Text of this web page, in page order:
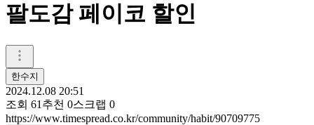
팔도감 페이코 할인
한수지
2024.12.08 20:51
조회 61 추천 0스크랩 0
https://www.timespread.co.kr/community/habit/90709775